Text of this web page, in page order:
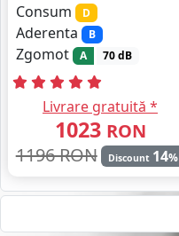
Consum
D
Aderenta B
Zgomot A 70 dB
Livrare gratuită *
1023 RON
1196 RON
Discount 14%